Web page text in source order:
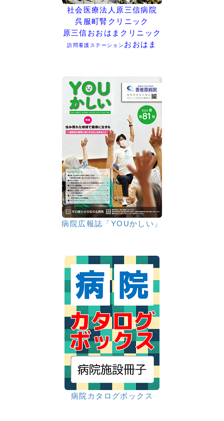
社会医療法人原三信病院
呉服町腎クリニック
原三信おおはまクリニック
訪問看護ステーション おおはま
病院広報誌「YOUかしい」
病院カタログボックス